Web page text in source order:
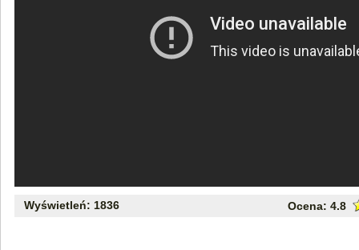
Wyświetleń: 1836 Ocena: 4.8